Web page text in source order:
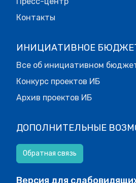
Контакты
ИНИЦИАТИВНОЕ
Все об инициативном
Конкурс проектов ИБ
Архив проектов ИБ
ДОПОЛНИТЕЛЬНЫЕ
Обратная связь
Версия для